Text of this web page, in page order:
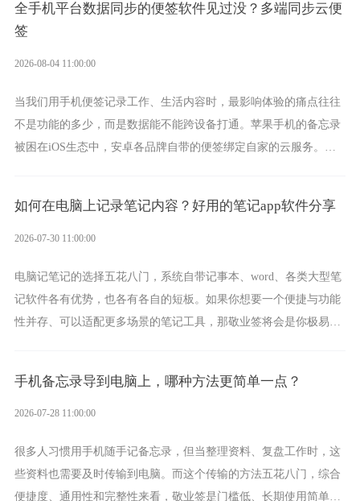
全手机平台数据同步的便签软件见过没？多端同步云便
签
2026-08-04 11:00:00
当我们用手机便签记录工作、生活内容时，最影响体验的痛点往往
不是功能的多少，而是数据能不能跨设备打通。苹果手机的备忘录
被困在iOS生态中，安卓各品牌自带的便签绑定自家的云服务。而
如何在电脑上记录笔记内容？好用的笔记app软件分享
2026-07-30 11:00:00
电脑记笔记的选择五花八门，系统自带记事本、word、各类大型笔
记软件各有优势，也各有各自的短板。如果你想要一个便捷与功能
性并存、可以适配更多场景的笔记工具，那敬业签将会是你极易上
手机备忘录导到电脑上，哪种方法更简单一点？
2026-07-28 11:00:00
很多人习惯用手机随手记备忘录，但当整理资料、复盘工作时，这
些资料也需要及时传输到电脑。而这个传输的方法五花八门，综合
便捷度、通用性和完整性来看，敬业签是门槛低、长期使用简单的